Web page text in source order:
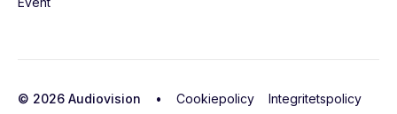
© 2026 Audiovision • Cookiepolicy Integritetspolicy